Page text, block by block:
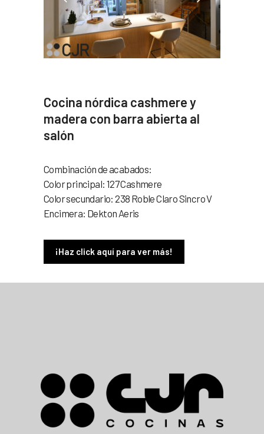
Cocina nórdica cashmere y
madera con barra abierta al
salón
Combinación de acabados:
Color principal: 127 Cashmere
Color secundario: 238 Roble Claro Sincro V
Encimera: Dekton Aeris
¡Haz click aquí para ver más!